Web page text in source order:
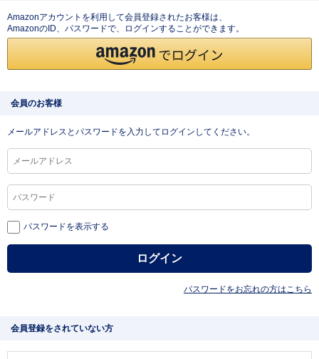
Amazonアカウントを利用して会員登録されたお客様は、
AmazonのID、パスワードで、ログインすることができます。
会員のお客様
メールアドレスとパスワードを入力してログインしてください。
パスワードを表示する
パスワードをお忘れの方はこちら
会員登録をされていない方